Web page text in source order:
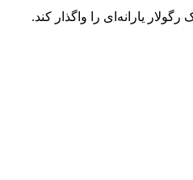
یارانه‌ای را واگذار کند.